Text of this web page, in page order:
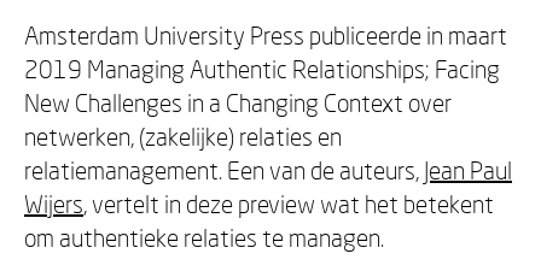
Amsterdam University Press publiceerde in maart
2019 Managing Authentic Relationships; Facing
New Challenges in a Changing Context over
netwerken, (zakelijke) relaties en
relatiemanagement. Een van de auteurs, Jean Paul
Wijers, vertelt in deze preview wat het betekent
om authentieke relaties te managen.